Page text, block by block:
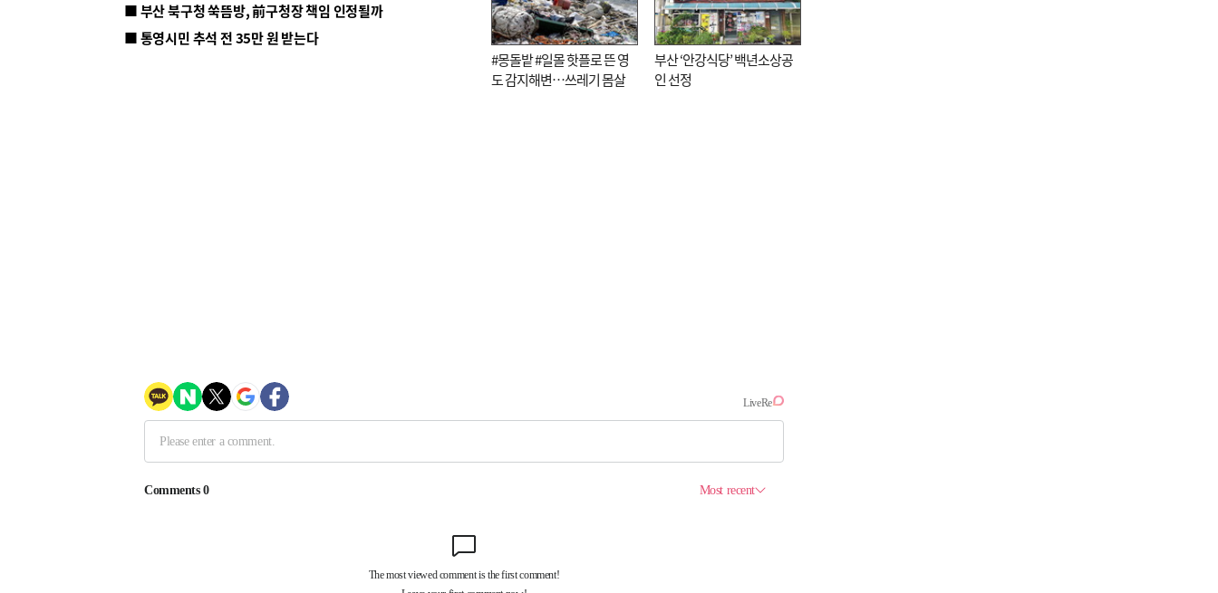
■ 부산 북구청 쑥뜸방, 前구청장 책임 인정될까
■ 통영시민 추석 전 35만 원 받는다
#몽돌밭 #일몰 핫플로 뜬 영
도 감지해변…쓰레기 몸살
부산 ‘안강식당’ 백년소상공
인 선정